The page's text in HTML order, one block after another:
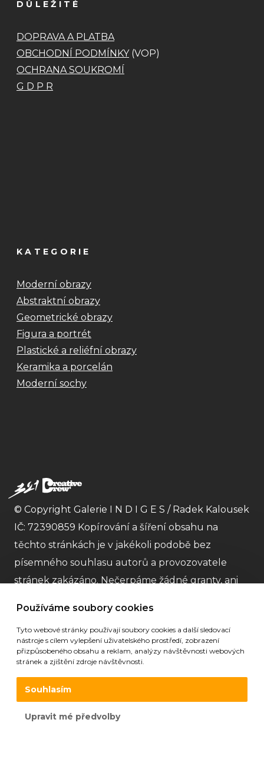
Používáme soubory cookies
Tyto webové stránky používají soubory cookies a další sledovací
nástroje s cílem vylepšení uživatelského prostředí, zobrazení
přizpůsobeného obsahu a reklam, analýzy návštěvnosti webových
stránek a zjištění zdroje návštěvnosti.
Souhlasím
Upravit mé předvolby
DŮLEŽITÉ
DOPRAVA A PLATBA
OBCHODNÍ PODMÍNKY(VOP)
OCHRANA SOUKROMÍ
G D P R
KATEGORIE
Moderní obrazy
Abstraktní obrazy
Geometrické obrazy
Figura a portrét
Plastické a reliéfní obrazy
Keramika a porcelán
Moderní sochy
© Copyright Galerie I N D I G E S / Radek Kalousek
IČ: 72390859 Kopírování a šíření obsahu na
těchto stránkách je v jakékoli podobě bez
písemného souhlasu autorů a provozovatele
stránek zakázáno. Nečerpáme žádné granty, ani
. Nejme plátci DPH. |
galerie vytvořilaDigitální agentura 321 CREATIVE
CREW s.r.o.